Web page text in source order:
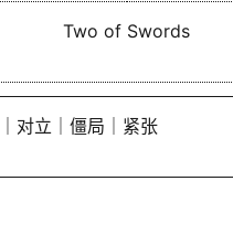
Two of Swords
对立｜僵局｜紧张